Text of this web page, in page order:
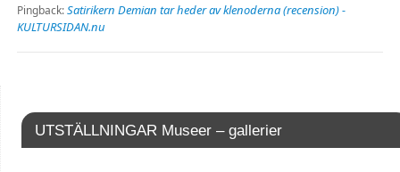
Pingback:Satirikern Demian tar heder av klenoderna (recension) -
KULTURSIDAN.nu
UTSTÄLLNINGAR Museer – gallerier